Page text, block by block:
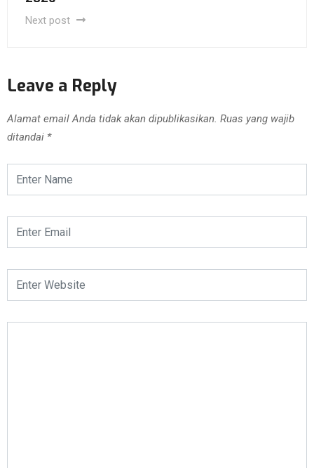
Next post
Leave a Reply
Alamat email Anda tidak akan dipublikasikan. Ruas yang wajib
ditandai *